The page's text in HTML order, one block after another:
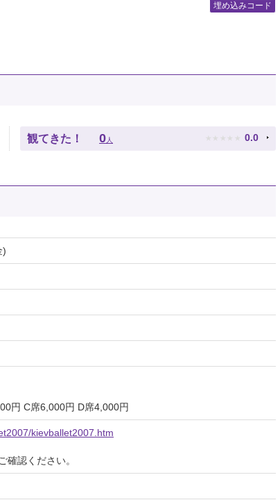
埋め込みコード
観てきた！ 0 人 ★ ★ ★ ★ ★ 0.0
)
円 C席6,000円 D席4,000円
kievballet2007.htm
認ください。